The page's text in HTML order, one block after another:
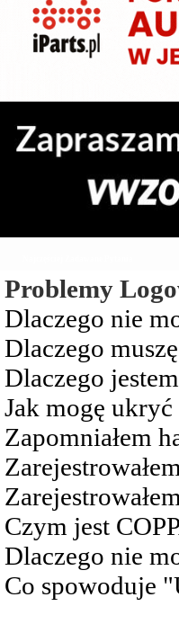
Problemy
Dlaczego nie
Dlaczego
Dlaczego
Jak mogę
Zapomniałem
Czym jest
Dlaczego nie
Co spowoduje